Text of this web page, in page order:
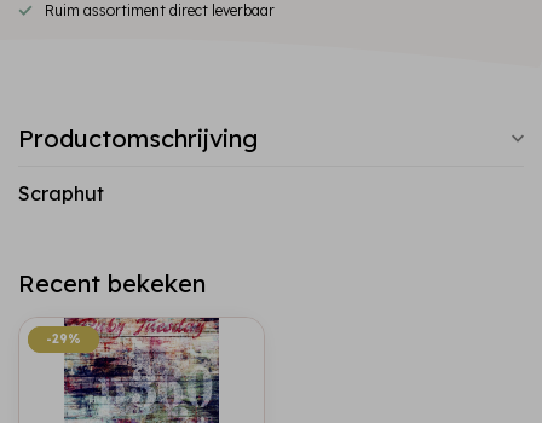
Ruim assortiment direct leverbaar
Productomschrijving
Scraphut
Recent bekeken
-29%
-29%